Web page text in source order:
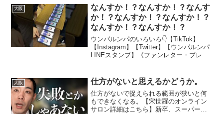
名古屋公演7月5日（日）開幕作品紹介申
し訳ありませんが、直接的...
大阪
なんすか！？なんすか！？なんす
か！？なんすか！？なんすか！？
なんすか！？なんすか！？
ウンパルンパのいろいろ👇【TikTok】
【Instagram】【Twitter】【ウンパルンパ
LINEスタンプ】《ファンレター・プレゼ
レイスタワー18階株...
大阪 仕方がないと思えるかどうか。
仕方がないで捉えられる範囲が狭いと何
もできなくなる。【宋世羅のオンライン
サロン詳細はこちら】新卒、スーパーセ